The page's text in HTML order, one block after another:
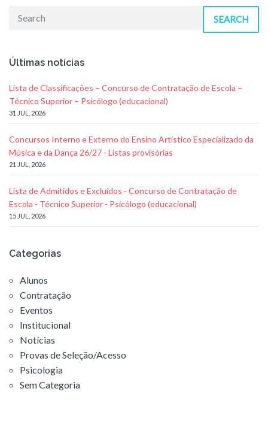
SEARCH
Últimas notícias
Lista de Classificações – Concurso de Contratação de Escola –
Técnico Superior – Psicólogo (educacional)
31 JUL, 2026
Concursos Interno e Externo do Ensino Artístico Especializado da
Música e da Dança 26/27 - Listas provisórias
21 JUL, 2026
Lista de Admitidos e Excluídos - Concurso de Contratação de
Escola - Técnico Superior - Psicólogo (educacional)
15 JUL, 2026
Categorias
Alunos
Contratação
Eventos
Institucional
Notícias
Provas de Seleção/Acesso
Psicologia
Sem Categoria